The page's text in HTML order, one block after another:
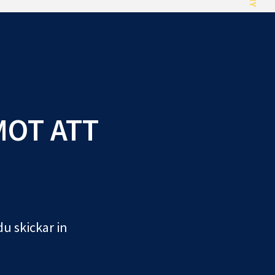
ATT
skickar in